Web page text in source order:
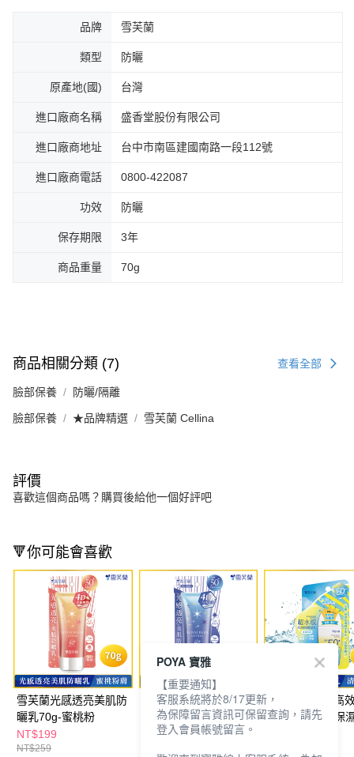
品牌 雪芙蘭
類型 防曬
原產地(國) 台灣
進口廠商名稱 盛香堂股份有限公司
進口廠商地址 台中市南區建國南路一段112號
進口廠商電話 0800-422087
功效 防曬
保存期限 3年
商品重量 70g
商品相關分類 (7) 查看全部
臉部保養 防曬/隔離
臉部保養 ★品牌精選 雪芙蘭 Cellina
評價
喜歡這個商品嗎？購買後給他一個好評吧
🔻你可能會喜歡
雪芙蘭光感透亮美肌防
曬乳70g-蜜桃粉
NT$199
NT$259
雪芙蘭光感透亮美肌防
曬乳70g-透亮藍
NT$199
雪芙蘭超水感高
凝乳45g-清透保
POYA 寶雅
【重要通知】
客服系統將於8/17更新，
為保障留言資訊可保留查詢，請先
登入會員帳號留言。